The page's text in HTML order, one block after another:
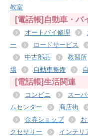
教室
[電話帳]自動車・バ
オートバイ修理
ー
ロードサービス
中古部品
教習所
場
自動車整備
[電話帳]生活関連
コンビニ スー
ムセンター
商店街
金券ショップ
クセサリー
インテリ